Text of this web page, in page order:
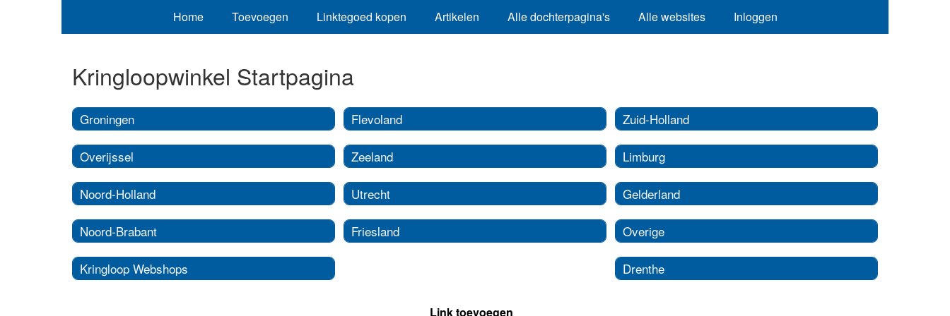
Home Toevoegen Linktegoed kopen Artikelen Alle dochterpagina's Alle websites Inloggen
Kringloopwinkel Startpagina
Groningen
Overijssel
Noord-Holland
Noord-Brabant
Kringloop Webshops
Flevoland
Zeeland
Utrecht
Friesland
Zuid-Holland
Limburg
Gelderland
Overige
Drenthe
Link toevoegen